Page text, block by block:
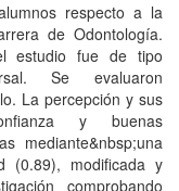
respecto a la
de Odontología.
estudio fue de tipo
Se evaluaron
La percepción y sus
y buenas
mediante&nbsp;una
(0.89), modificada y
comprobando